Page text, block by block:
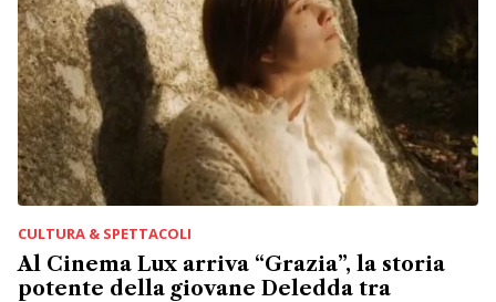
CULTURA & SPETTACOLI
Al Cinema Lux arriva “Grazia”, la storia
potente della giovane Deledda tra